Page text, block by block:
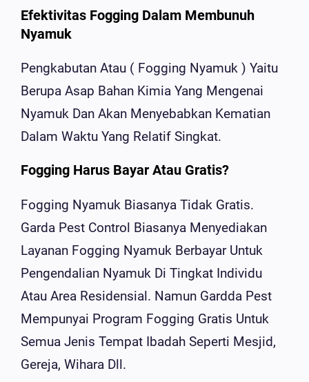
Efektivitas Fogging Dalam Membunuh
Nyamuk
Pengkabutan Atau ( Fogging Nyamuk ) Yaitu
Berupa Asap Bahan Kimia Yang Mengenai
Nyamuk Dan Akan Menyebabkan Kematian
Dalam Waktu Yang Relatif Singkat.
Fogging Harus Bayar Atau Gratis?
Fogging Nyamuk Biasanya Tidak Gratis.
Garda Pest Control Biasanya Menyediakan
Layanan Fogging Nyamuk Berbayar Untuk
Pengendalian Nyamuk Di Tingkat Individu
Atau Area Residensial. Namun Gardda Pest
Mempunyai Program Fogging Gratis Untuk
Semua Jenis Tempat Ibadah Seperti Mesjid,
Gereja, Wihara Dll.